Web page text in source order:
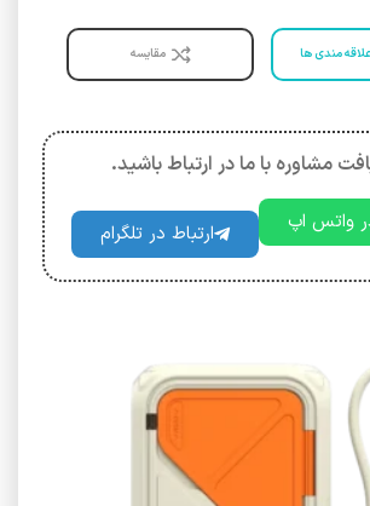
مندی ها مقایسه
مشاوره با ما در ارتباط باشید.
واتس اپ ارتباط در تلگرام